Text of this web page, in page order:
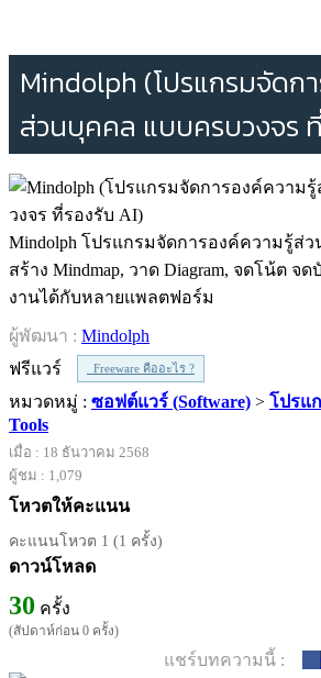
Mindolph (โปรแกรมจัดก
ส่วนบุคคล แบบครบวงจร
Mindolph โปรแกรมจัดการองค์ความรู้ส่
สร้าง Mindmap, วาด Diagram, จดโน้ต จ
งานได้กับหลายแพลตฟอร์ม
ผู้พัฒนา : Mindolph
ฟรีแวร์
Freeware คืออะไร ?
หมวดหมู่ : ซอฟต์แวร์ (Software) > โปรแ
Tools
เมื่อ : 18 ธันวาคม 2568
ผู้ชม : 1,079
โหวตให้คะแนน
คะแนนโหวต 1 (1 ครั้ง)
ดาวน์โหลด
30 ครั้ง
(สัปดาห์ก่อน 0 ครั้ง)
แชร์บทความนี้ :